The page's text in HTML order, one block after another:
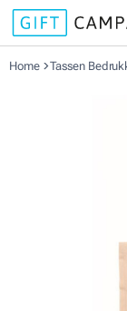
Home Tassen